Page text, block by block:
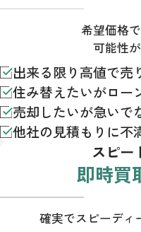
希望価格
可能性
出来る限り高値で売
住み替えたいがロー
売却したいが急いで
他社の見積もりに不
スピー
即時買
確実でスピーディ